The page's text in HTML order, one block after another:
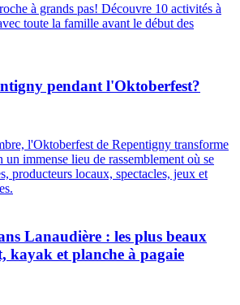
à grands pas! Découvre 10 activités à
toute la famille avant le début des
pendant l'Oktoberfest?
l'Oktoberfest de Repentigny transforme
immense lieu de rassemblement où se
producteurs locaux, spectacles, jeux et
Lanaudière : les plus beaux
kayak et planche à pagaie